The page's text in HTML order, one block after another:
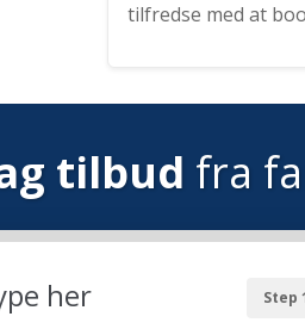
tilfredse med at
tilbud fra
Step
her